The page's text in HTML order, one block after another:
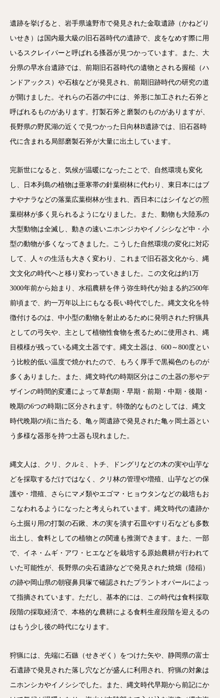
遺跡を挙げると、岩手県遠野市で発見された金取遺跡（かねどり
いせき）は国内最大級の旧石器時代の遺跡で、皮をなめす際に用
いるスクレイパーと呼ばれる搔器が見つかっています。また、大
分県の早水台遺跡では、前期旧石器時代の遺物とされる握槌（ハ
ンドアックス）や石核などが発見され、前期旧跡時代の研究の道
が開けました。それらの石器の中には、斧形に加工された石斧と
呼ばれるものがあります。打製石斧と磨製のものがありますが、
長野県の野尻湖の近くで見つかった日向林B遺跡では、旧石器時
代に含まれる局部磨製石斧が大量に出土しています。
完新世になると、気候が温暖になったことで、自然環境も変化
し、日本列島の植物は亜寒帯の針葉樹林に代わり、東日本にはブ
ナやナラなどの落葉広葉樹林が生まれ、西日本にはシイなどの照
葉樹林が多く見られるようになりました。また、動物も大陸系の
大型動物は全滅し、動きの速いニホンジカやイノシシなど中・小
型の動物が多くなってきました。こうした自然環境の変化に対応
して、人々の生活も大きく変わり、これまで旧石器文化から、縄
文文化の時代へと移り変わっていきました。この文化は約1万
3000年前から始まり、水稲農耕を伴う弥生時代が始まる約2500年
前頃まで、約一万年以上にもなる長い時代でした。縄文文化を特
徴付けるのは、中小型の動物を射止めるために発明された狩猟具
としての弓矢や、主として植物性食物を煮るために使用され、縄
目模様が残っている縄文土器です。縄文土器は、600～800度とい
う比較的低い温度で焼かれたので、もろく厚手で黒褐色のものが
多くありました。また、縄文時代の時期区分はこの土器の形やデ
ザインの時間的変遷によって草創期・早期・前期・中期・後期・
晩期の6つの時期に区分されます。特徴的なものとしては、縄文
時代晩期の頃に当たる、亀ヶ岡遺跡で発見された亀ヶ岡土器とい
う多様な器形を持つ土器も現れました。
縄文人は、クリ、クルミ、トチ、ドングリなどの木の実や山芋な
どを採取するだけではなく、クリ林の管理や増殖、山芋などの保
護や・増殖、さらにマメ類やエゴマ・ヒョウタンなどの栽培もお
こなわれるようになったと考えられています。縄文時代の遺跡か
ら土掘り用の打製の石鍬、木の実を潰す石皿やすり石なども多数
出土し、食料としての植物との関連も推測できます。また、一部
で、イネ・ムギ・アワ・ヒエなどを栽培する原始農耕が行われて
いた可能性が、長野県の尖石遺跡などで発見された焼畑（陸稲）
の跡や岡山県の朝寝鼻貝塚で確認されたプラントオパールによっ
て指摘されています。ただし、基本的には、この時代は食料採取
段階の採取経済で、本格的な農耕による食料生産段階を迎えるの
はもう少し後の時代になります。
狩猟には、先端に石鏃（せきぞく）をつけた矢や、静岡県の富士
石遺跡で発見された落し穴などが盛んに利用され、狩猟の対象は
ニホンシカやイノシシでした。また、縄文時代早期から前記にか